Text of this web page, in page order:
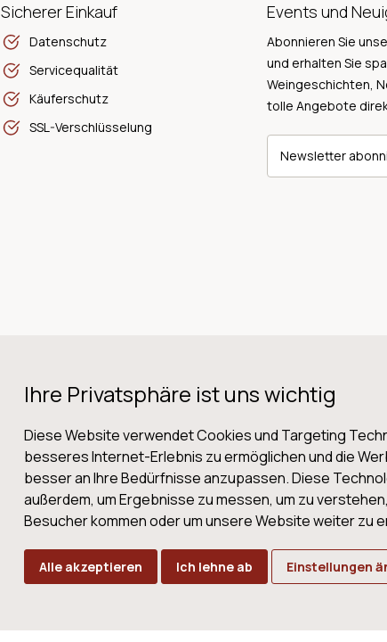
Ihre Privatsphäre ist uns wichtig
Diese Website verwendet Cookies und Targeting
besseres Internet-Erlebnis zu ermöglichen und die
besser an Ihre Bedürfnisse anzupassen. Diese
außerdem, um Ergebnisse zu messen, um zu
Besucher kommen oder um unsere Website weiter zu
Alle akzeptieren Ich lehne ab Einstellungen
Sicherer Einkauf
Datenschutz
Servicequalität
Käuferschutz
SSL-Verschlüsselung
Events und
Abonnieren Sie
und erhalten Sie
Weingeschichten,
tolle Angebote
Newsletter
AGB Datenschutz